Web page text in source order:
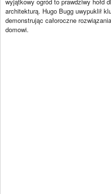
architekturą. Hugo Bugg uwypuklił
demonstrując całoroczne
domowi.